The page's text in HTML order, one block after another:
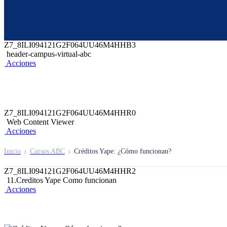
Z7_8ILI094121G2F064UU46M4HHB3
header-campus-virtual-abc
Acciones
Z7_8ILI094121G2F064UU46M4HHR0
Web Content Viewer
Acciones
Inicio Cursos ABC Créditos Yape: ¿Cómo funcionan?
Z7_8ILI094121G2F064UU46M4HHR2
11.Creditos Yape Como funcionan
Acciones